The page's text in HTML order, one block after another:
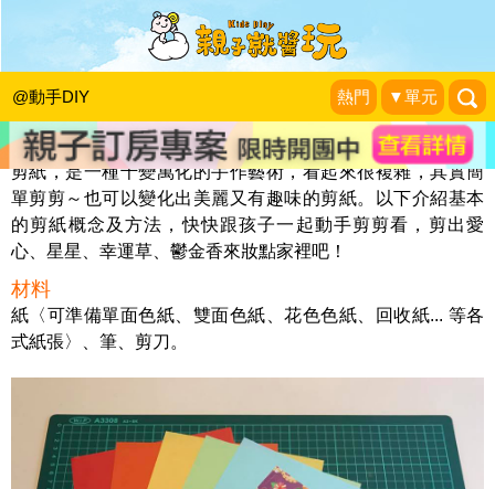
@動手DIY 熱門 ▼單元
「剪紙」好療癒！
KidsPlay編輯室
剪紙，是一種千變萬化的手作藝術，看起來很複雜，其實簡
單剪剪～也可以變化出美麗又有趣味的剪紙。以下介紹基本
的剪紙概念及方法，快快跟孩子一起動手剪剪看，剪出愛
心、星星、幸運草、鬱金香來妝點家裡吧！
材料
紙〈可準備單面色紙、雙面色紙、花色色紙、回收紙... 等各
式紙張〉、筆、剪刀。